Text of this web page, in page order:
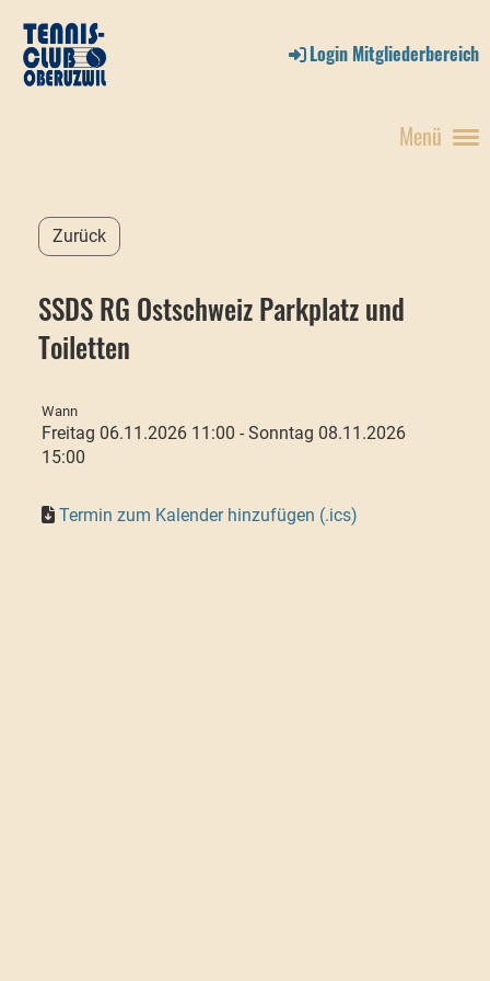
Login Mitgliederbereich
Menü
Zurück
SSDS RG Ostschweiz Parkplatz und
Toiletten
Wann
Freitag 06.11.2026 11:00 - Sonntag 08.11.2026
15:00
Termin zum Kalender hinzufügen (.ics)